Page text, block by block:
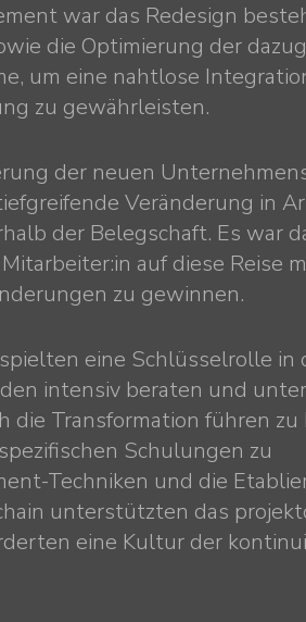
war das Redesign
die Optimierung der
um eine nahtlose
zu gewährleisten.
der neuen
Veränderung in
der Belegschaft. Es war
auf diese Reise
zu gewinnen.
eine Schlüsselrolle in
intensiv beraten und
die Transformation führen zu
Schulungen zu
Techniken und die
unterstützten das
eine Kultur der